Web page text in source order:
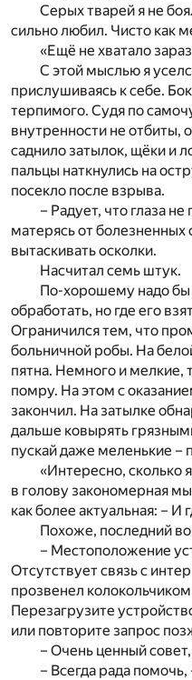
Серых тварей я не
сильно любил. Чисто как
«Ещё не хватало
С этой мыслью я
прислушиваясь к себе.
терпимого. Судя по
внутренности не отбиты,
саднило затылок, щёки и
пальцы наткнулись на
посекло после взрыва.
– Радует, что глаза
матерясь от
вытаскивать осколки.
Насчитал семь штук.
По-хорошему надо бы
обработать, но где его
Ограничился тем, что
больничной робы. На
пятна. Немного и мелкие,
помру. На этом с
закончил. На затылке
дальше ковырять
пускай даже меленькие –
«Интересно, сколько
в голову закономерная
как более актуальная: – И
Похоже, последний
– Местоположение
Отсутствует связь с
прозвенел
Перезагрузите
или повторите запрос
– Очень ценный
– Всегда рада